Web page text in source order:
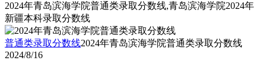
2024年青岛滨海学院普通类录取分数线,青岛滨海学院2024年
新疆本科录取分数线
普通类录取分数线2024年青岛滨海学院普通类录取分数线
2024/8/16